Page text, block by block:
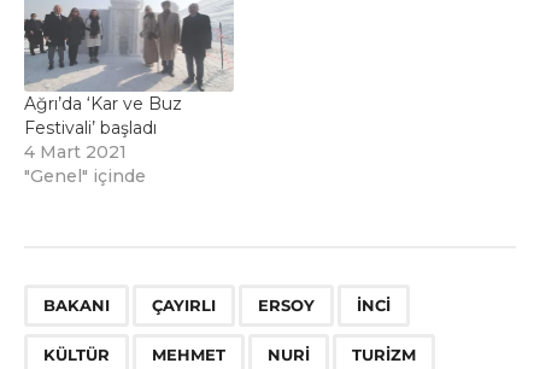
Ağrı’da ‘Kar ve Buz
Festivali’ başladı
4 Mart 2021
"Genel" içinde
BAKANI ÇAYIRLI ERSOY İNCI
KÜLTÜR MEHMET NURI TURIZM